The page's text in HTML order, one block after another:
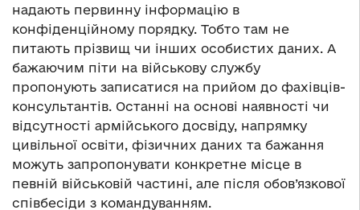
надають первинну інформацію в
конфіденційному порядку. Тобто там не
питають прізвищ чи інших особистих даних. А
бажаючим піти на військову службу
пропонують записатися на прийом до фахівців-
консультантів. Останні на основі наявності чи
відсутності армійського досвіду, напрямку
цивільної освіти, фізичних даних та бажання
можуть запропонувати конкретне місце в
певній військовій частині, але після обов’язкової
співбесіди з командуванням.